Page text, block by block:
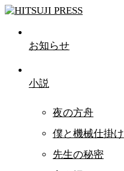
お知らせ
小説
夜の方舟
僕と機械仕掛け
先生の秘密